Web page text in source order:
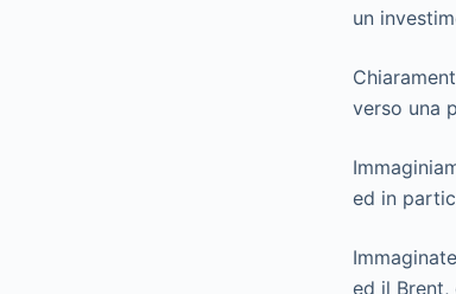
un
verso una
ed in
ed il Brent,